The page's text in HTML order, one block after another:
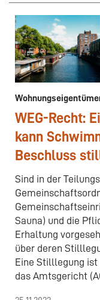
WEG-Recht:
kann
Beschluss
Sind in der
Sauna) und die
Erhaltung
über deren
Eine Stilllegung
das Amtsgericht